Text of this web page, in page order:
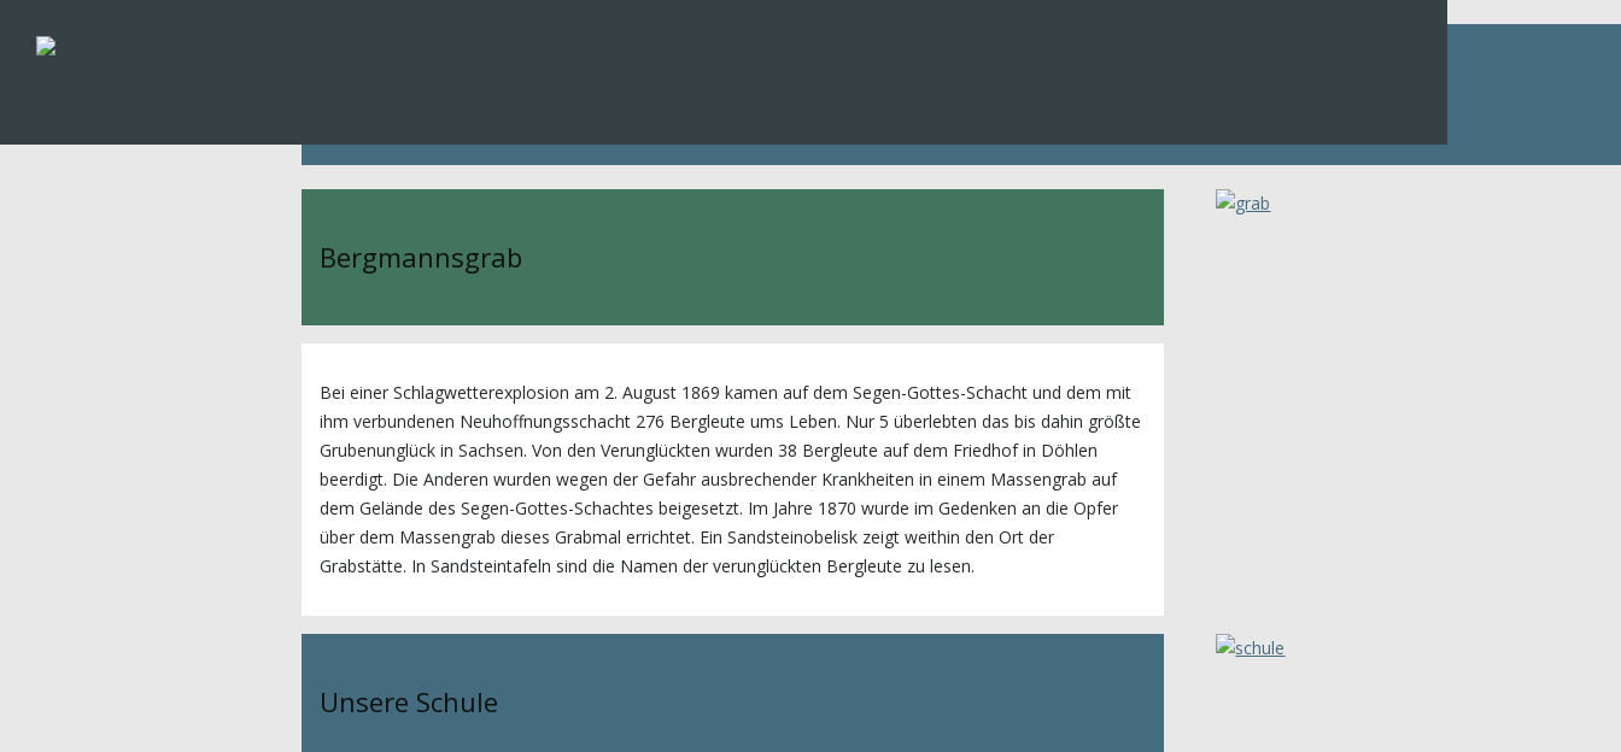
Bergmannsgrab
Bei einer Schlagwetterexplosion am 2. August 1869 kamen auf dem Segen-Gottes-Schacht und dem mit
ihm verbundenen Neuhoffnungsschacht 276 Bergleute ums Leben. Nur 5 überlebten das bis dahin größte
Grubenunglück in Sachsen. Von den Verunglückten wurden 38 Bergleute auf dem Friedhof in Döhlen
beerdigt. Die Anderen wurden wegen der Gefahr ausbrechender Krankheiten in einem Massengrab auf
dem Gelände des Segen-Gottes-Schachtes beigesetzt. Im Jahre 1870 wurde im Gedenken an die Opfer
über dem Massengrab dieses Grabmal errichtet. Ein Sandsteinobelisk zeigt weithin den Ort der
Grabstätte. In Sandsteintafeln sind die Namen der verunglückten Bergleute zu lesen.
Unsere Schule